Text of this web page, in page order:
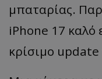
μπαταρίας.
iPhone 17 καλό
κρίσιμο